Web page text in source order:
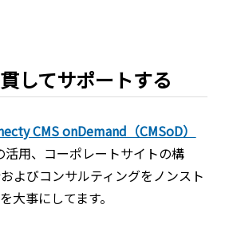
してサポートする
CMS onDemand（CMSoD）
活用、コーポレートサイトの構
よびコンサルティングをノンスト
大事にしてます。